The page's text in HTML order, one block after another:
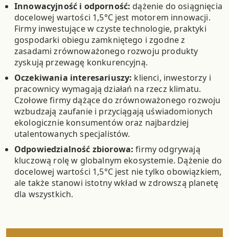
Innowacyjność i odporność: dążenie do osiągnięcia
docelowej wartości 1,5°C jest motorem innowacji.
Firmy inwestujące w czyste technologie, praktyki
gospodarki obiegu zamkniętego i zgodne z
zasadami zrównoważonego rozwoju produkty
zyskują przewagę konkurencyjną.
Oczekiwania interesariuszy: klienci, inwestorzy i
pracownicy wymagają działań na rzecz klimatu.
Czołowe firmy dążące do zrównoważonego rozwoju
wzbudzają zaufanie i przyciągają uświadomionych
ekologicznie konsumentów oraz najbardziej
utalentowanych specjalistów.
Odpowiedzialność zbiorowa:firmy odgrywają
kluczową rolę w globalnym ekosystemie. Dążenie do
docelowej wartości 1,5°C jest nie tylko obowiązkiem,
ale także stanowi istotny wkład w zdrowszą planetę
dla wszystkich.